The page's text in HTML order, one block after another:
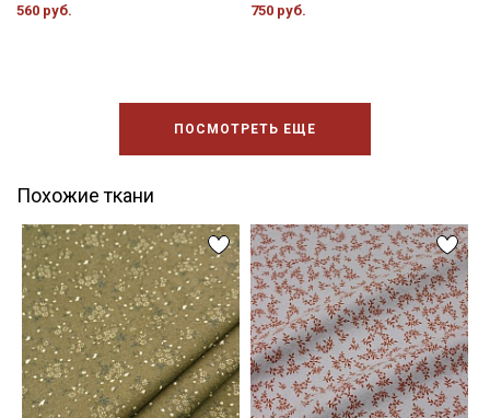
560 руб. 750 руб.
ПОСМОТРЕТЬ ЕЩЕ
Похожие ткани